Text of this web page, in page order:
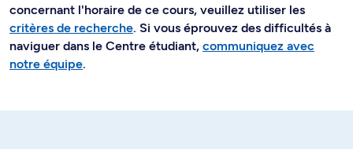
concernant l'horaire de ce cours, veuillez utiliser les
critères de recherche. Si vous éprouvez des difficultés à
naviguer dans le Centre étudiant, communiquez avec
notre équipe.